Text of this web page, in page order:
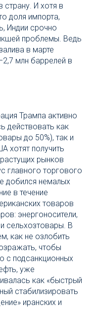
И хотя в
доля импорта,
Индии срочно
проблемы. Ведь
в марте
млн баррелей в
Трампа активно
действовать как
до 50%), так и
хотят получить
рынков
главного торгового
добился немалых
в течение
товаров
энергоносители,
сельхозтовары. В
как не озлобить
чтобы
с подсанкционных
уже
как «быстрый
стабилизировать
иранских и